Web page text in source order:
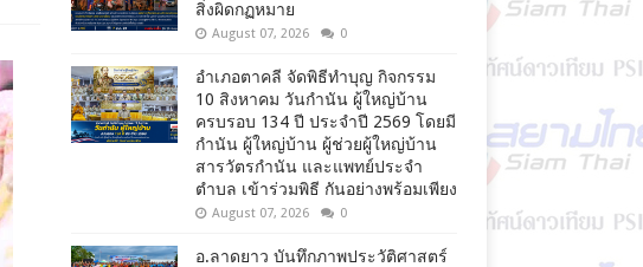
สิ่งผิดกฏหมาย
August 07, 2026 0
อำเภอตาคลี จัดพิธีทำบุญ กิจกรรม
10 สิงหาคม วันกำนัน ผู้ใหญ่บ้าน
ครบรอบ 134 ปี ประจำปี 2569 โดยมี
กำนัน ผู้ใหญ่บ้าน ผู้ช่วยผู้ใหญ่บ้าน
สารวัตรกำนัน และแพทย์ประจำ
ตำบล เข้าร่วมพิธี กันอย่างพร้อมเพียง
August 07, 2026 0
อ.ลาดยาว บันทึกภาพประวัติศาสตร์